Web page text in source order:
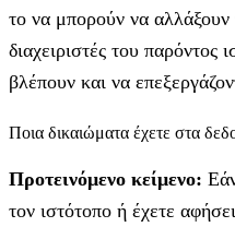
το να μπορούν να
διαχειριστές του παρόντος
βλέπουν και να
Ποια δικαιώματα έχετε στα
Προτεινόμενο κείμενο:
τον ιστότοπο ή έχετε